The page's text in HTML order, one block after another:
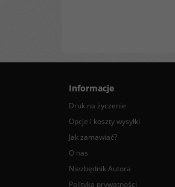
Informacje
Druk na życzenie
Opcje i koszty wysyłki
Jak zamawiać?
O nas
Niezbędnik Autora
Polityka prywatności